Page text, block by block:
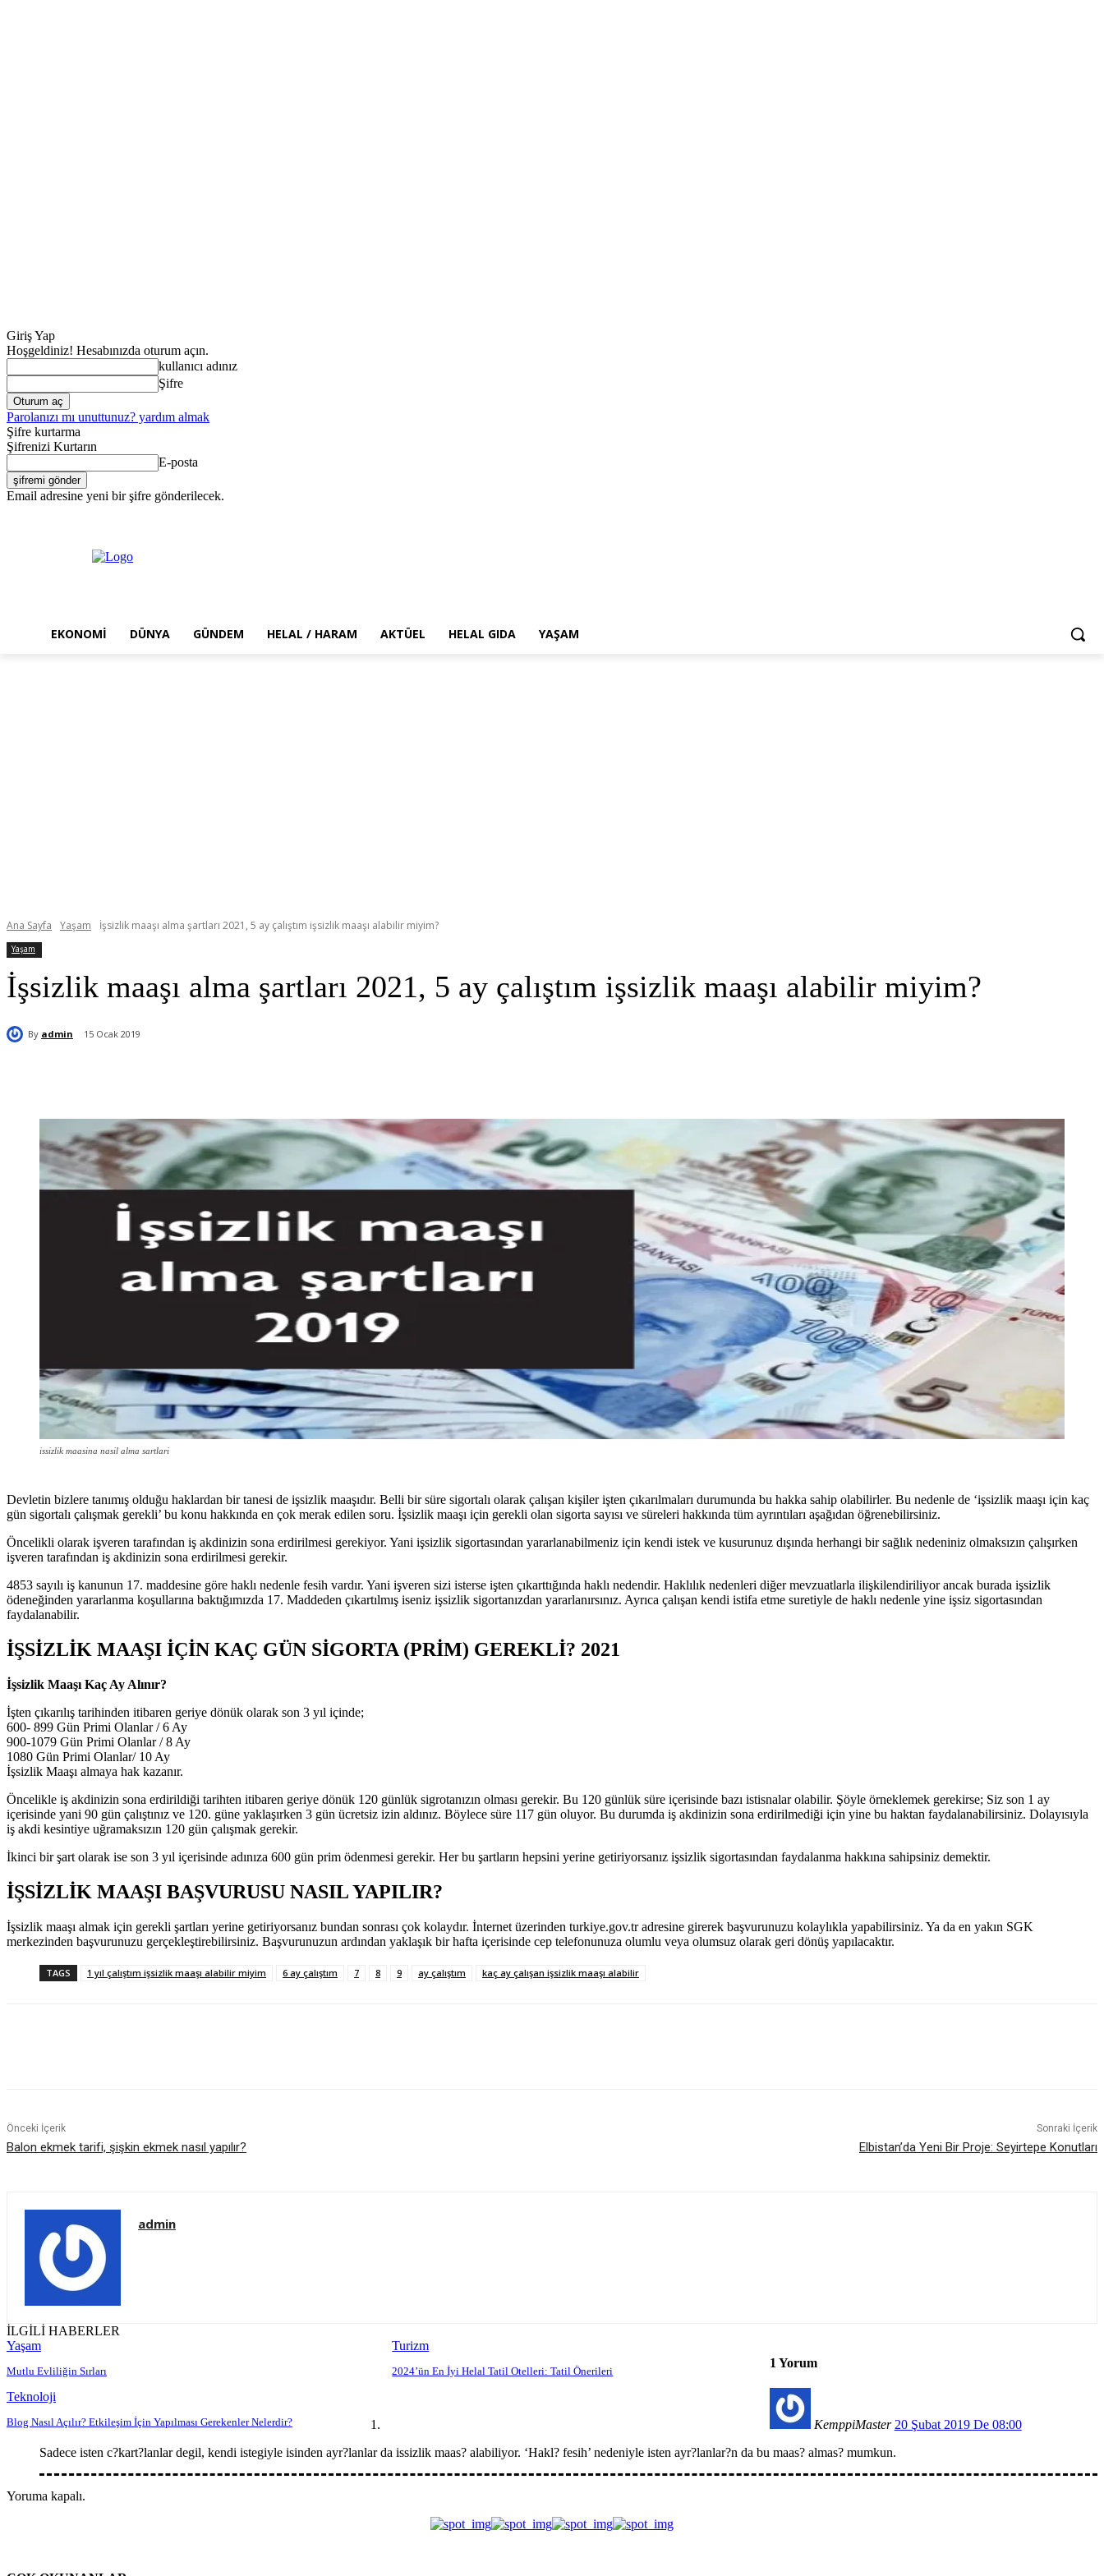
Giriş Yap
Hoşgeldiniz! Hesabınızda oturum açın.
kullanıcı adınız
Şifre
Parolanızı mı unuttunuz? yardım almak
Şifre kurtarma
Şifrenizi Kurtarın
E-posta
Email adresine yeni bir şifre gönderilecek.
EKONOMI DÜNYA GÜNDEM HELAL / HARAM AKTÜEL HELAL GIDA YAŞAM
Ana Sayfa Yaşam İşsizlik maaşı alma şartları 2021, 5 ay çalıştım işsizlik maaşı alabilir miyim?
Yaşam
İşsizlik maaşı alma şartları 2021, 5 ay çalıştım işsizlik maaşı alabilir miyim?
By admin 15 Ocak 2019
issizlik maasina nasil alma sartlari
Devletin bizlere tanımış olduğu haklardan bir tanesi de işsizlik maaşıdır. Belli bir süre sigortalı olarak çalışan kişiler işten çıkarılmaları durumunda bu hakka sahip olabilirler. Bu nedenle de ‘işsizlik maaşı için kaç
gün sigortalı çalışmak gerekli’ bu konu hakkında en çok merak edilen soru. İşsizlik maaşı için gerekli olan sigorta sayısı ve süreleri hakkında tüm ayrıntıları aşağıdan öğrenebilirsiniz.
Öncelikli olarak işveren tarafından iş akdinizin sona erdirilmesi gerekiyor. Yani işsizlik sigortasından yararlanabilmeniz için kendi istek ve kusurunuz dışında herhangi bir sağlık nedeniniz olmaksızın çalışırken
işveren tarafından iş akdinizin sona erdirilmesi gerekir.
4853 sayılı iş kanunun 17. maddesine göre haklı nedenle fesih vardır. Yani işveren sizi isterse işten çıkarttığında haklı nedendir. Haklılık nedenleri diğer mevzuatlarla ilişkilendiriliyor ancak burada işsizlik
ödeneğinden yararlanma koşullarına baktığımızda 17. Maddeden çıkartılmış iseniz işsizlik sigortanızdan yararlanırsınız. Ayrıca çalışan kendi istifa etme suretiyle de haklı nedenle yine işsiz sigortasından
faydalanabilir.
İŞSİZLİK MAAŞI İÇİN KAÇ GÜN SİGORTA (PRİM) GEREKLİ? 2021
İşsizlik Maaşı Kaç Ay Alınır?
İşten çıkarılış tarihinden itibaren geriye dönük olarak son 3 yıl içinde;
600- 899 Gün Primi Olanlar / 6 Ay
900-1079 Gün Primi Olanlar / 8 Ay
1080 Gün Primi Olanlar/ 10 Ay
İşsizlik Maaşı almaya hak kazanır.
Öncelikle iş akdinizin sona erdirildiği tarihten itibaren geriye dönük 120 günlük sigrotanızın olması gerekir. Bu 120 günlük süre içerisinde bazı istisnalar olabilir. Şöyle örneklemek gerekirse; Siz son 1 ay
içerisinde yani 90 gün çalıştınız ve 120. güne yaklaşırken 3 gün ücretsiz izin aldınız. Böylece süre 117 gün oluyor. Bu durumda iş akdinizin sona erdirilmediği için yine bu haktan faydalanabilirsiniz. Dolayısıyla
iş akdi kesintiye uğramaksızın 120 gün çalışmak gerekir.
İkinci bir şart olarak ise son 3 yıl içerisinde adınıza 600 gün prim ödenmesi gerekir. Her bu şartların hepsini yerine getiriyorsanız işsizlik sigortasından faydalanma hakkına sahipsiniz demektir.
İŞSİZLİK MAAŞI BAŞVURUSU NASIL YAPILIR?
İşsizlik maaşı almak için gerekli şartları yerine getiriyorsanız bundan sonrası çok kolaydır. İnternet üzerinden turkiye.gov.tr adresine girerek başvurunuzu kolaylıkla yapabilirsiniz. Ya da en yakın SGK
merkezinden başvurunuzu gerçekleştirebilirsiniz. Başvurunuzun ardından yaklaşık bir hafta içerisinde cep telefonunuza olumlu veya olumsuz olarak geri dönüş yapılacaktır.
TAGS 1 yıl çalıştım işsizlik maaşı alabilir miyim 6 ay çalıştım 7 8 9 ay çalıştım kaç ay çalışan işsizlik maaşı alabilir
Önceki İçerik
Balon ekmek tarifi, şişkin ekmek nasıl yapılır?
Sonraki İçerik
Elbistan’da Yeni Bir Proje: Seyirtepe Konutları
admin
İLGİLİ HABERLER
Yaşam
Mutlu Evliliğin Sırları
Turizm
2024’ün En İyi Helal Tatil Otelleri: Tatil Önerileri
Teknoloji
Blog Nasıl Açılır? Etkileşim İçin Yapılması Gerekenler Nelerdir?
1 Yorum
KemppiMaster 20 Şubat 2019 De 08:00
Sadece isten c?kart?lanlar degil, kendi istegiyle isinden ayr?lanlar da issizlik maas? alabiliyor. ‘Hakl? fesih’ nedeniyle isten ayr?lanlar?n da bu maas? almas? mumkun.
Yoruma kapalı.